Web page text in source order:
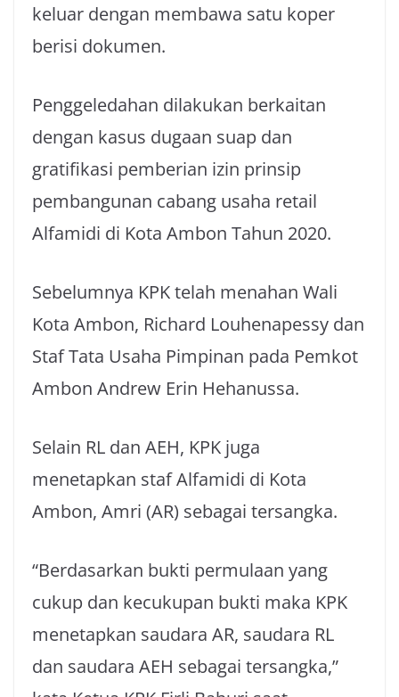
keluar dengan membawa satu koper
berisi dokumen.
Penggeledahan dilakukan berkaitan
dengan kasus dugaan suap dan
gratifikasi pemberian izin prinsip
pembangunan cabang usaha retail
Alfamidi di Kota Ambon Tahun 2020.
Sebelumnya KPK telah menahan Wali
Kota Ambon, Richard Louhenapessy dan
Staf Tata Usaha Pimpinan pada Pemkot
Ambon Andrew Erin Hehanussa.
Selain RL dan AEH, KPK juga
menetapkan staf Alfamidi di Kota
Ambon, Amri (AR) sebagai tersangka.
“Berdasarkan bukti permulaan yang
cukup dan kecukupan bukti maka KPK
menetapkan saudara AR, saudara RL
dan saudara AEH sebagai tersangka,”